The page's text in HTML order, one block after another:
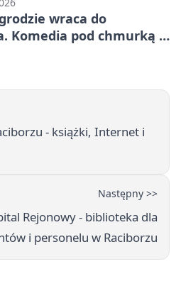
wraca do
Komedia pod chmurką w
- książki, Internet i
Następny >>
Rejonowy - biblioteka dla
i personelu w Raciborzu